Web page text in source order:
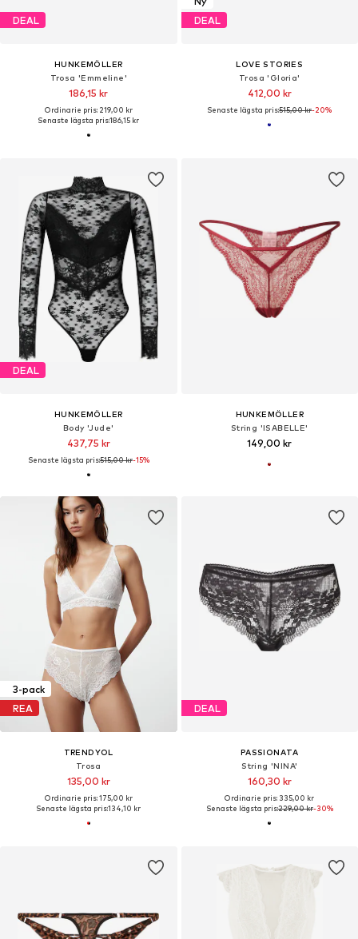
DEAL
HUNKEMÖLLER
Trosa 'Emmeline'
186,15 kr
Ordinarie pris: 219,00 kr
Senaste lägsta pris:186,15 kr
DEAL
LOVE STORIES
Trosa 'Gloria'
412,00 kr
Senaste lägsta pris:515,00 kr-20%
DEAL
HUNKEMÖLLER
Body 'Jude'
437,75 kr
Senaste lägsta pris:515,00 kr-15%
HUNKEMÖLLER
String 'ISABELLE'
149,00 kr
3-pack
REA
TRENDYOL
Trosa
135,00 kr
Ordinarie pris: 175,00 kr
Senaste lägsta pris:134,10 kr
DEAL
PASSIONATA
String 'NINA'
160,30 kr
Ordinarie pris: 335,00 kr
Senaste lägsta pris:229,00 kr-30%